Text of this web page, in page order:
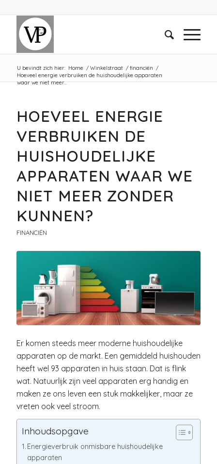
U bevindt zich hier: Home / Winkelstraat / financiën /
Hoeveel energie verbruiken de huishoudelijke apparaten
waar we niet meer...
HOEVEEL ENERGIE
VERBRUIKEN DE
HUISHOUDELIJKE
APPARATEN WAAR WE
NIET MEER ZONDER
KUNNEN?
FINANCIËN
Er komen steeds meer moderne huishoudelijke
apparaten op de markt. Een gemiddeld huishouden
heeft wel 93 apparaten in huis staan. Dat is flink
wat. Natuurlijk zijn veel apparaten erg handig en
maken ze ons leven een stuk makkelijker, maar ze
vreten ook veel stroom.
Inhoudsopgave
Energieverbruik onmisbare huishoudelijke
apparaten